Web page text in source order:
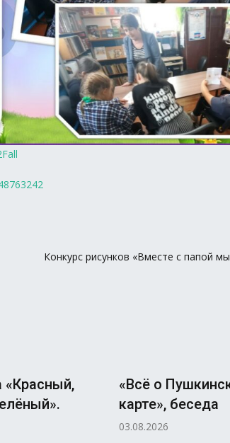
Конкурс рисунков «Вместе с папой
«Красный,
«Всё о
карте», беседа
03.08.2026